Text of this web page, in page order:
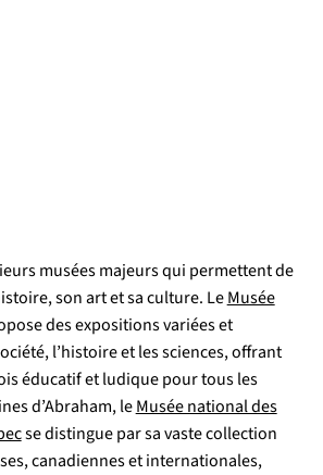
musées majeurs qui permettent de
son art et sa culture. LeMusée
des expositions variées et
l’histoire et les sciences, offrant
éducatif et ludique pour tous les
d’Abraham, leMusée national des
se distingue par sa vaste collection
canadiennes et internationales,